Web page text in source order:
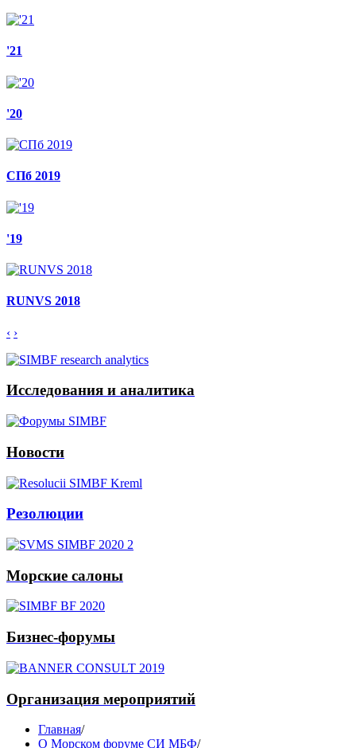
'21
'20
СПб 2019
'19
RUNVS 2018
‹ ›
Исследования и аналитика
Новости
Резолюции
Морские салоны
Бизнес-форумы
Организация мероприятий
Главная/
О Морском форуме СИ МБФ/